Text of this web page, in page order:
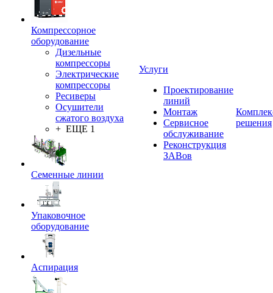
Компрессорное
оборудование
Дизельные
компрессоры
Электрические
компрессоры
Ресиверы
Осушители
сжатого воздуха
+ ЕЩЕ 1
Семенные линии
Упаковочное
оборудование
Аспирация
Услуги
Проектирование
линий
Монтаж
Сервисное
обслуживание
Реконструкция
ЗАВов
решения